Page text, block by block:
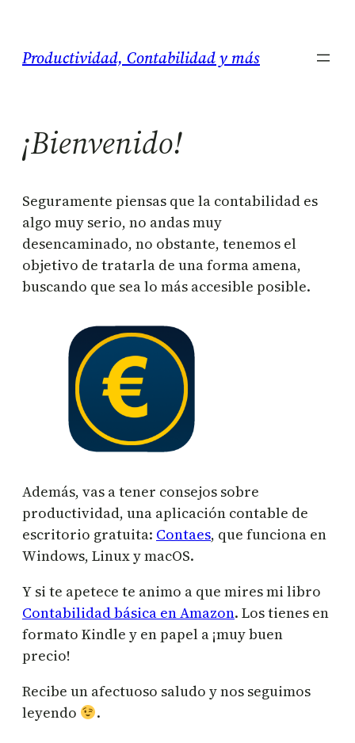
contenido
Productividad, Contabilidad y más
¡Bienvenido!
Seguramente piensas que la contabilidad es
algo muy serio, no andas muy
desencaminado, no obstante, tenemos el
objetivo de tratarla de una forma amena,
buscando que sea lo más accesible posible.
Además, vas a tener consejos sobre
productividad, una aplicación contable de
escritorio gratuita: Contaes, que funciona en
Windows, Linux y macOS.
Y si te apetece te animo a que mires mi libro
Contabilidad básica en Amazon. Los tienes en
formato Kindle y en papel a ¡muy buen
precio!
Recibe un afectuoso saludo y nos seguimos
leyendo
.